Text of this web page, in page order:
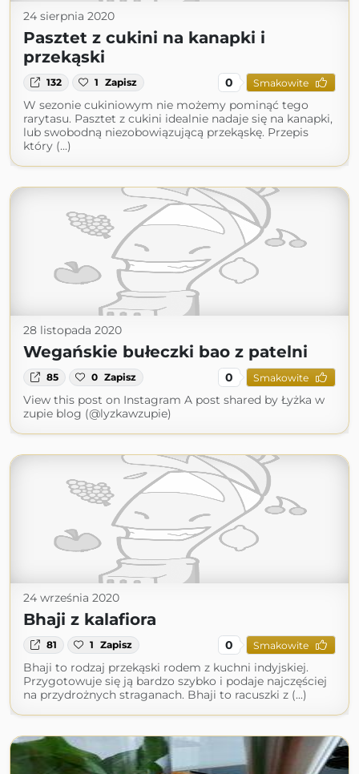
24 sierpnia 2020
Pasztet z cukini na kanapki i
przekąski
132 1 Zapisz 0 Smakowite
W sezonie cukiniowym nie możemy pominąć tego
rarytasu. Pasztet z cukini idealnie nadaje się na kanapki,
lub swobodną niezobowiązującą przekąskę. Przepis
który (...)
28 listopada 2020
Wegańskie bułeczki bao z patelni
85 0 Zapisz 0 Smakowite
View this post on Instagram A post shared by Łyżka w
zupie blog (@lyzkawzupie)
24 września 2020
Bhaji z kalafiora
81 1 Zapisz 0 Smakowite
Bhaji to rodzaj przekąski rodem z kuchni indyjskiej.
Przygotowuje się ją bardzo szybko i podaje najczęściej
na przydrożnych straganach. Bhaji to racuszki z (...)